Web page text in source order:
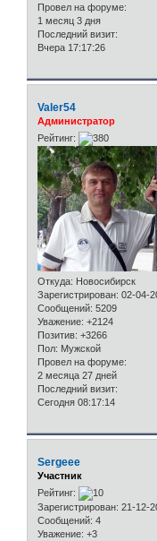
Провел на форуме:
1 месяц 3 дня
Последний визит:
Вчера 17:17:26
Valer54
Администратор
Рейтинг:
Откуда: Новосибирск
Зарегистрирован: 02-04-
Сообщений: 5209
Уважение: +2124
Позитив: +3266
Пол: Мужской
Провел на форуме:
2 месяца 27 дней
Последний визит:
Сегодня 08:17:14
Sergeee
Участник
Рейтинг:
Зарегистрирован: 21-12-
Сообщений: 4
Уважение: +3